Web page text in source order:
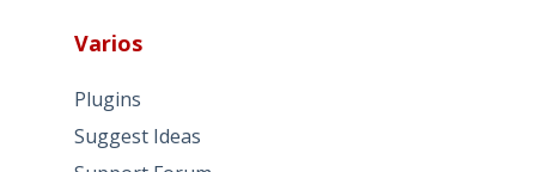
Varios
Plugins
Suggest Ideas